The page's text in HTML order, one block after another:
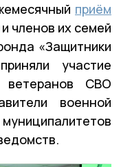
приём
членов их семей
«Защитники
участие
ветеранов СВО
военной